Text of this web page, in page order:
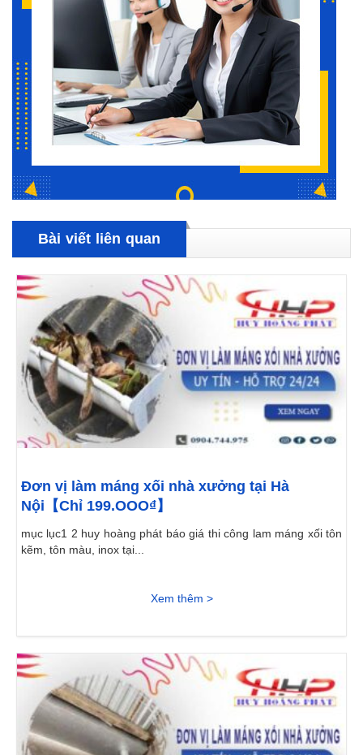
Bài viết liên quan
Đơn vị làm máng xối nhà xưởng tại Hà
Nội【Chỉ 199.OOO₫】
mục lục1 2 huy hoàng phát báo giá thi công lam máng xối tôn
kẽm, tôn màu, inox tại...
Xem thêm >